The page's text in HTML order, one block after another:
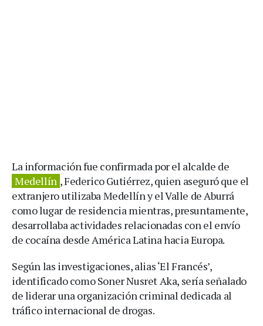
La información fue confirmada por el alcalde de
Medellín , Federico Gutiérrez, quien aseguró que el
extranjero utilizaba Medellín y el Valle de Aburrá
como lugar de residencia mientras, presuntamente,
desarrollaba actividades relacionadas con el envío
de cocaína desde América Latina hacia Europa.
Según las investigaciones, alias ‘El Francés’,
identificado como Soner Nusret Aka, sería señalado
de liderar una organización criminal dedicada al
tráfico internacional de drogas.